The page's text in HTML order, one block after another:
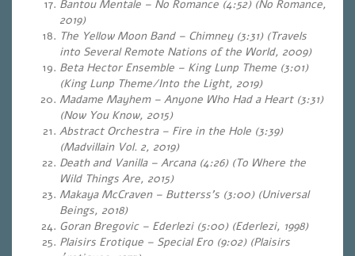
Bantou Mentale – No Romance (4:52) (No Romance,
2019)
The Yellow Moon Band – Chimney (3:31) (Travels
into Several Remote Nations of the World, 2009)
Beta Hector Ensemble – King Lunp Theme (3:01)
(King Lunp Theme/Into the Light, 2019)
Madame Mayhem – Anyone Who Had a Heart (3:31)
(Now You Know, 2015)
Abstract Orchestra – Fire in the Hole (3:39)
(Madvillain Vol. 2, 2019)
Death and Vanilla – Arcana (4:26) (To Where the
Wild Things Are, 2015)
Makaya McCraven – Butterss’s (3:00) (Universal
Beings, 2018)
Goran Bregovic – Ederlezi (5:00) (Ederlezi, 1998)
Plaisirs Erotique – Special Ero (9:02) (Plaisirs